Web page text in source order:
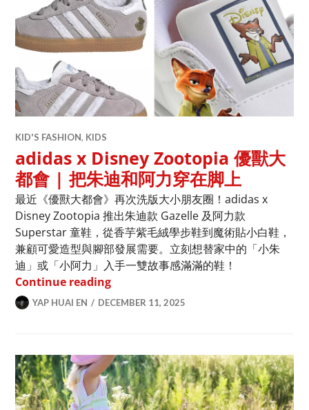
KID'S FASHION, KIDS
adidas x Disney Zootopia 優獸大
都會 | 把朱迪和阿力穿在脚上
最近《優獸大都會》再次洗版大小朋友圈！adidas x
Disney Zootopia 推出朱迪款 Gazelle 及阿力款
Superstar 童鞋，從香芋紫毛絨學步鞋到魔術貼小白鞋，
兼顧可愛造型與腳部發展需要。立刻想替家中的「小朱
迪」或「小阿力」入手一雙故事感滿滿的鞋！
Continue readingadidas x Disney Zootopia 優獸大都會
YAP HUAI EN DECEMBER 11, 2025